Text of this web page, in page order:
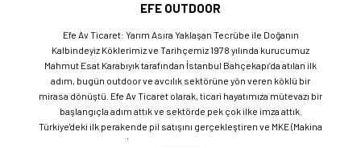
EFE OUTDOOR
Efe Av Ticaret: Yarım Asıra Yaklaşan Tecrübe ile Doğanın
Kalbindeyiz Köklerimiz ve Tarihçemiz 1978 yılında kurucumuz
Mahmut Esat Karabıyık tarafından İstanbul Bahçekapı’da atılan ilk
adım, bugün outdoor ve avcılık sektörüne yön veren köklü bir
mirasa dönüştü. Efe Av Ticaret olarak, ticari hayatımıza mütevazı bir
başlangıçla adım attık ve sektörde pek çok ilke imza attık.
Türkiye'deki ilk perakende pil satışını gerçekleştiren ve MKE (Makina
ve Kimya Endüstrisi) üretimi ürünleri satan ilk bayilerden biri olma